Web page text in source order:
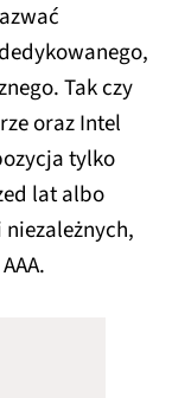
Tak czy
oraz Intel
tylko
lat albo